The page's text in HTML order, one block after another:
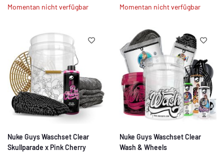
Momentan nicht verfügbar Momentan nicht verfügbar
Nuke Guys Waschset Clear
Skullparade x Pink Cherry
Nuke Guys Waschset Clear
Wash & Wheels